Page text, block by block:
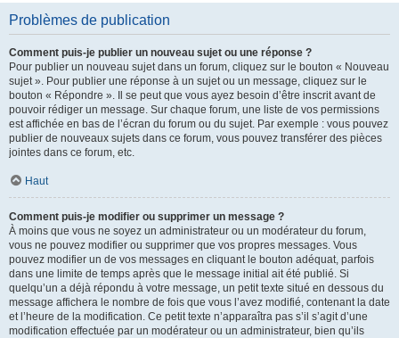
Problèmes de publication
Comment puis-je publier un nouveau sujet ou une réponse ?
Pour publier un nouveau sujet dans un forum, cliquez sur le bouton « Nouveau
sujet ». Pour publier une réponse à un sujet ou un message, cliquez sur le
bouton « Répondre ». Il se peut que vous ayez besoin d’être inscrit avant de
pouvoir rédiger un message. Sur chaque forum, une liste de vos permissions
est affichée en bas de l’écran du forum ou du sujet. Par exemple : vous pouvez
publier de nouveaux sujets dans ce forum, vous pouvez transférer des pièces
jointes dans ce forum, etc.
Haut
Comment puis-je modifier ou supprimer un message ?
À moins que vous ne soyez un administrateur ou un modérateur du forum,
vous ne pouvez modifier ou supprimer que vos propres messages. Vous
pouvez modifier un de vos messages en cliquant le bouton adéquat, parfois
dans une limite de temps après que le message initial ait été publié. Si
quelqu’un a déjà répondu à votre message, un petit texte situé en dessous du
message affichera le nombre de fois que vous l’avez modifié, contenant la date
et l’heure de la modification. Ce petit texte n’apparaîtra pas s’il s’agit d’une
modification effectuée par un modérateur ou un administrateur, bien qu’ils